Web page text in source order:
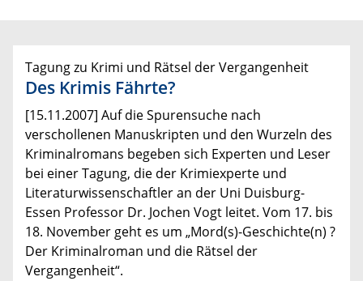
Tagung zu Krimi und Rätsel der Vergangenheit
Des Krimis Fährte?
[15.11.2007] Auf die Spurensuche nach
verschollenen Manuskripten und den Wurzeln des
Kriminalromans begeben sich Experten und Leser
bei einer Tagung, die der Krimiexperte und
Literaturwissenschaftler an der Uni Duisburg-
Essen Professor Dr. Jochen Vogt leitet. Vom 17. bis
18. November geht es um „Mord(s)-Geschichte(n) ?
Der Kriminalroman und die Rätsel der
Vergangenheit“.